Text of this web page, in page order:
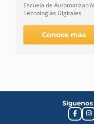
Escuela de
Tecnologías Digitales
Conoce más